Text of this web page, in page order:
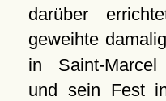
darüber
geweihte
in Saint-Marcel
und sein Fest